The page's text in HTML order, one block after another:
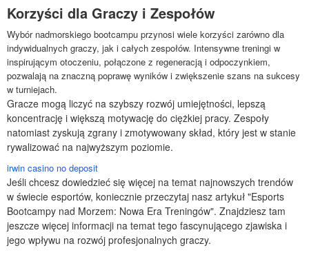
Korzyści dla Graczy i Zespołów
Wybór nadmorskiego bootcampu przynosi wiele korzyści zarówno dla
indywidualnych graczy, jak i całych zespołów. Intensywne treningi w
inspirującym otoczeniu, połączone z regeneracją i odpoczynkiem,
pozwalają na znaczną poprawę wyników i zwiększenie szans na sukcesy
w turniejach.
Gracze mogą liczyć na szybszy rozwój umiejętności, lepszą
koncentrację i większą motywację do ciężkiej pracy. Zespoły
natomiast zyskują zgrany i zmotywowany skład, który jest w stanie
rywalizować na najwyższym poziomie.
irwin casino no deposit
Jeśli chcesz dowiedzieć się więcej na temat najnowszych trendów
w świecie esportów, koniecznie przeczytaj nasz artykuł "Esports
Bootcampy nad Morzem: Nowa Era Treningów". Znajdziesz tam
jeszcze więcej informacji na temat tego fascynującego zjawiska i
jego wpływu na rozwój profesjonalnych graczy.